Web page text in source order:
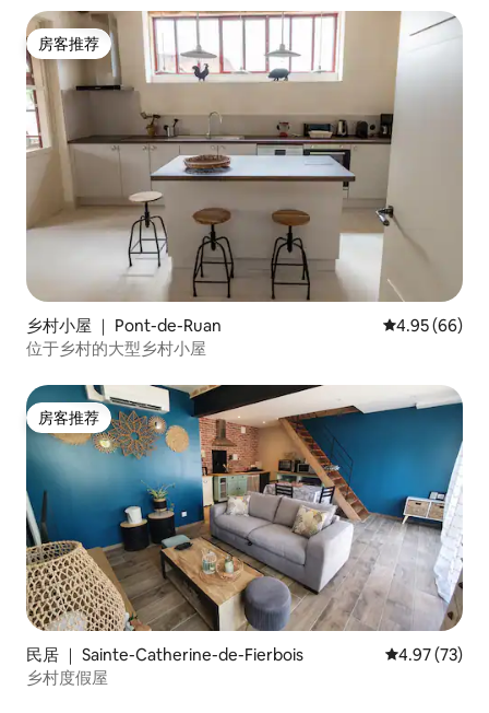
房客推荐
房客推荐
乡村小屋 ｜ Pont-de-Ruan 平均评分 4.95
4.95 (66)
位于乡村的大型乡村小屋
房客推荐
房客推荐
民居 ｜ Sainte-Catherine-de-Fierbois 平均评分
4.97 (73)
乡村度假屋